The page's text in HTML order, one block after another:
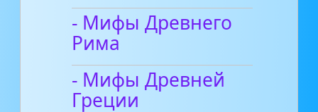
- Мифы Древнего
Рима
- Мифы Древней
Греции